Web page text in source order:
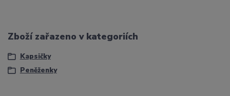
Zboží zařazeno v kategoriích
Kapsičky
Peněženky